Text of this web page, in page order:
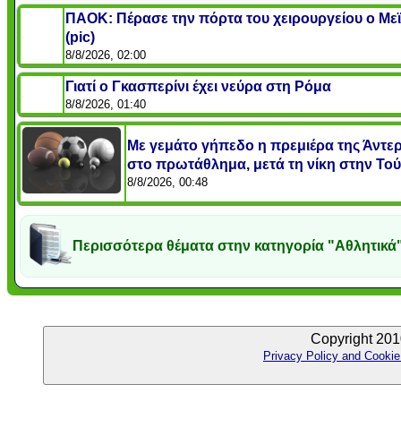
ΠΑΟΚ: Πέρασε την πόρτα του χειρουργείου ο
(pic)
8/8/2026, 02:00
Γιατί ο Γκασπερίνι έχει νεύρα στη Ρόμα
8/8/2026, 01:40
Με γεμάτο γήπεδο η πρεμιέρα της
στο πρωτάθλημα, μετά τη νίκη στην
8/8/2026, 00:48
Περισσότερα θέματα στην κατηγορία
Copyright
Privacy Policy and